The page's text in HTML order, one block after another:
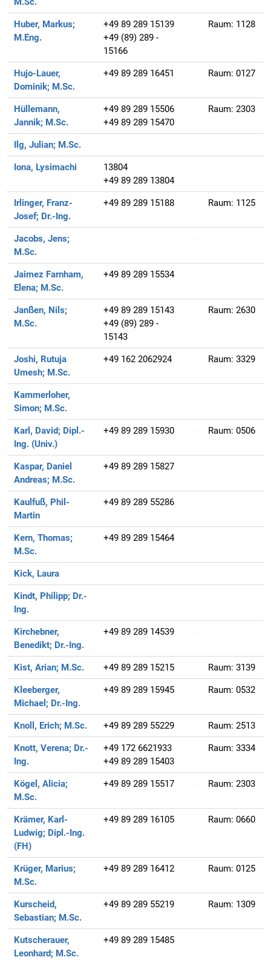
Huber, Markus;
M.Eng.
+49 89 289 15139
+49 (89) 289 -
15166
Raum: 1128
Hujo-Lauer,
Dominik; M.Sc.
+49 89 289 16451 Raum: 0127
Hüllemann,
Jannik; M.Sc.
+49 89 289 15506
+49 89 289 15470
Raum: 2303
Ilg, Julian; M.Sc.
Iona, Lysimachi
13804
+49 89 289 13804
Irlinger, Franz-
Josef; Dr.-Ing.
+49 89 289 15188 Raum: 1125
Jacobs, Jens;
M.Sc.
Jaimez Farnham,
Elena; M.Sc.
+49 89 289 15534
Janßen, Nils;
M.Sc.
+49 89 289 15143
+49 (89) 289 -
15143
Raum: 2630
Joshi, Rutuja
Umesh; M.Sc.
+49 162 2062924 Raum: 3329
Kammerloher,
Simon; M.Sc.
Karl, David; Dipl.-
Ing. (Univ.)
+49 89 289 15930 Raum: 0506
Kaspar, Daniel
Andreas; M.Sc.
+49 89 289 15827
Kaulfuß, Phil-
Martin
+49 89 289 55286
Kern, Thomas;
M.Sc.
+49 89 289 15464
Kick, Laura
Kindt, Philipp; Dr.-
Ing.
Kirchebner,
Benedikt; Dr.-Ing.
+49 89 289 14539
Kist, Arian; M.Sc. +49 89 289 15215 Raum: 3139
Kleeberger,
Michael; Dr.-Ing.
+49 89 289 15945 Raum: 0532
Knoll, Erich; M.Sc. +49 89 289 55229 Raum: 2513
Knott, Verena; Dr.-
Ing.
+49 172 6621933
+49 89 289 15403
Raum: 3334
Kögel, Alicia;
M.Sc.
+49 89 289 15517 Raum: 2303
Krämer, Karl-
Ludwig; Dipl.-Ing.
(FH)
+49 89 289 16105 Raum: 0660
Krüger, Marius;
M.Sc.
+49 89 289 16412 Raum: 0125
Kurscheid,
Sebastian; M.Sc.
+49 89 289 55219 Raum: 1309
Kutscherauer,
Leonhard; M.Sc.
+49 89 289 15485